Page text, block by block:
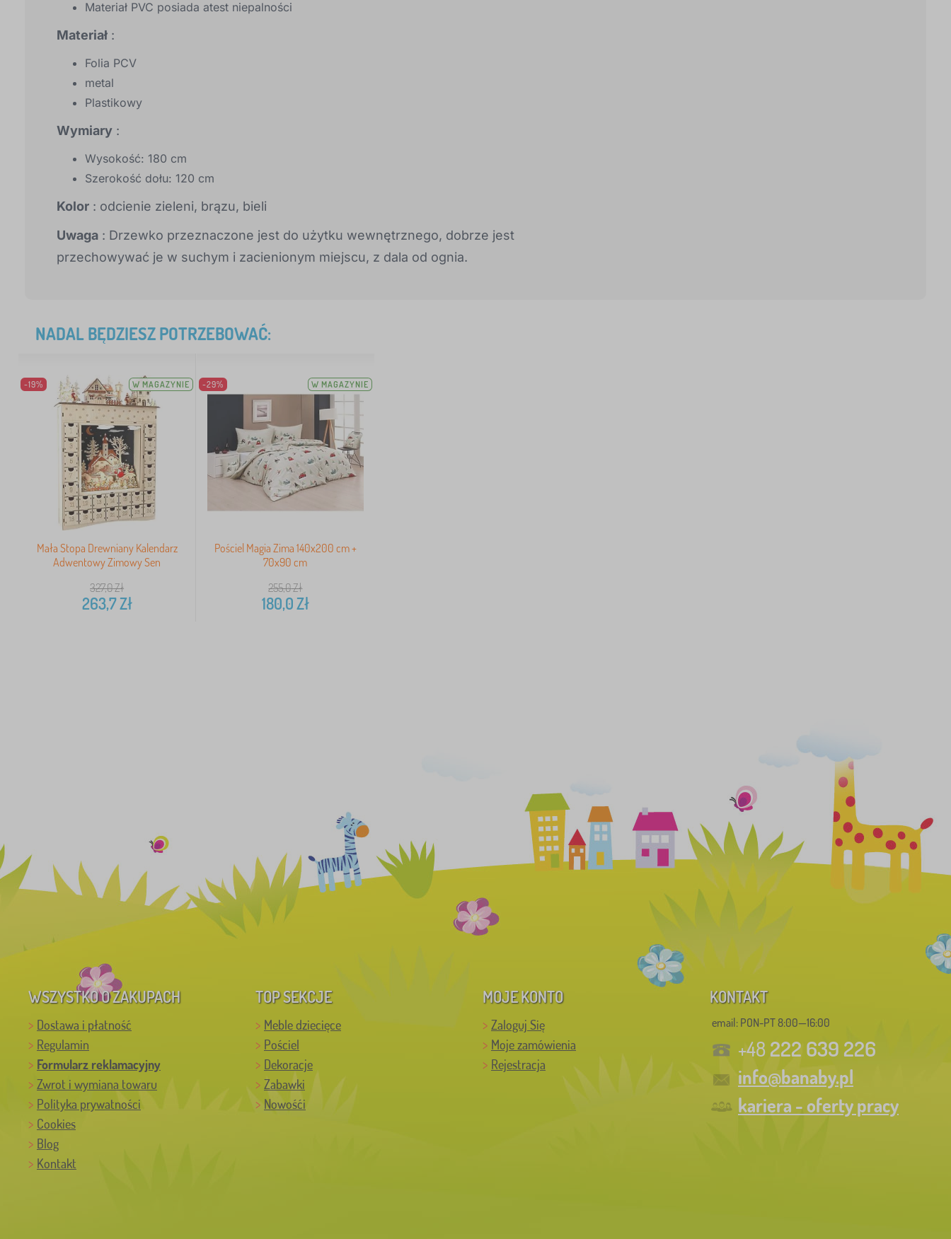
Materiał PVC posiada atest niepalności
Materiał :
Folia PCV
metal
Plastikowy
Wymiary :
Wysokość: 180 cm
Szerokość dołu: 120 cm
Kolor : odcienie zieleni, brązu, bieli
Uwaga : Drzewko przeznaczone jest do użytku wewnętrznego, dobrze jest
przechowywać je w suchym i zacienionym miejscu, z dala od ognia.
NADAL BĘDZIESZ POTRZEBOWAĆ:
-19% W MAGAZYNIE
Mała Stopa Drewniany Kalendarz
Adwentowy Zimowy Sen
327,0Zł
263,7Zł
-29% W MAGAZYNIE
Pościel Magia Zima 140x200 cm +
70x90 cm
255,0Zł
180,0Zł
WSZYSTKO O ZAKUPACH
Dostawa i płatność
Regulamin
Formularz reklamacyjny
Zwrot i wymiana towaru
Polityka prywatności
Cookies
Blog
Kontakt
TOP SEKCJE
Meble dziecięce
Pościel
Dekoracje
Zabawki
Nowośći
MOJE KONTO
Zaloguj Się
Moje zamówienia
Rejestracja
KONTAKT
email: PON-PT 8:00—16:00
+48222 639 226
info@banaby.pl
kariera - oferty pracy